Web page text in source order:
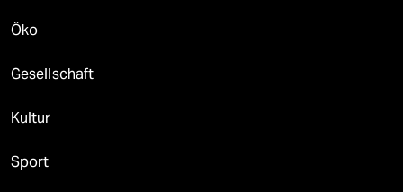
Öko
Gesellschaft
Kultur
Sport